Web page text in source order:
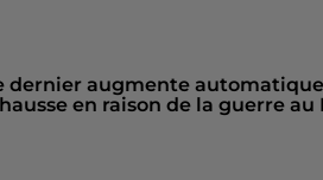
dernier augmente
en raison de la guerre au